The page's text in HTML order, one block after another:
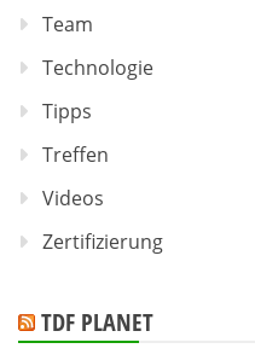
Team
Technologie
Tipps
Treffen
Videos
Zertifizierung
TDF PLANET